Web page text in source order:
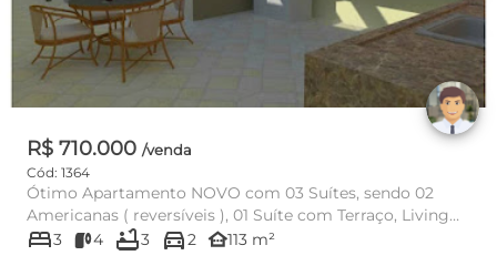
R$ 710.000 /venda
Cód: 1364
Ótimo Apartamento NOVO com 03 Suítes, sendo 02
Americanas ( reversíveis ), 01 Suíte com Terraço, Living
para 02 ambient...
bed3 4 bathtub3 directions_car2 other_houses113 m²